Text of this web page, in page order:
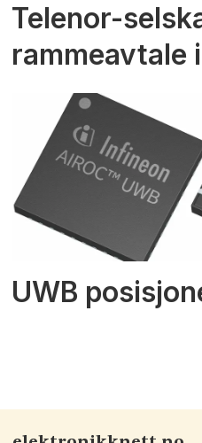
Telenor-
rammeavtale
UWB